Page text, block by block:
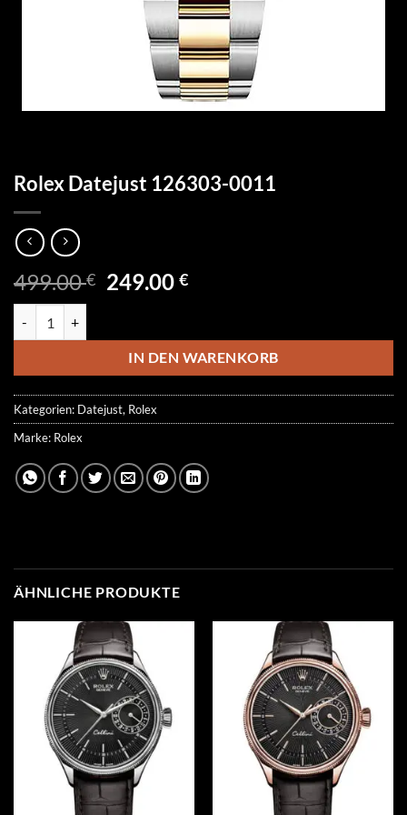
Rolex Datejust 126303-0011
499.00€ Ursprünglicher
499.00 €
249.00€Aktueller
249.00 €.
IN DEN WARENKORB
Kategorien: Datejust, Rolex
Marke: Rolex
ÄHNLICHE PRODUKTE